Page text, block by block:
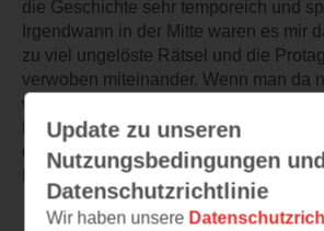
die Geschichte sehr temporeich und
Irgendwann in der Mitte waren es mir
zu viel ungelöste Rätsel und die
verwoben miteinander. Wenn man da
weiterliest, kann man schnell den
Ende war ich mir sicher die Lösung zu
dann doch kalt erwischt. Mir hat das
Ein solider, atmosphärischer Thriller
Update zu unseren
Nutzungsbedingungen
Datenschutzrichtlinie
Wir haben unsere